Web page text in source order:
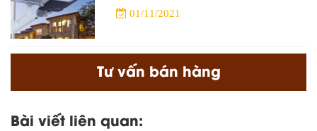
01/11/2021
Tư vấn bán hàng
Bài viết liên quan: